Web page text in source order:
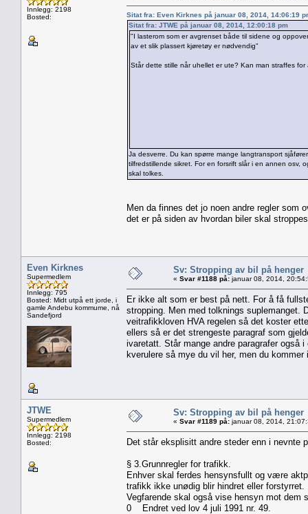
Innlegg: 2198
Bosted:
Sitat fra: Even Kirknes på januar 08, 2014, 14:06:19
Sitat fra: JTWE på januar 08, 2014, 12:00:18 pm
"I lasterom som er avgrenset både til sidene og
av et slik plassert kjøretøy er nødvendig"
Står dette stille når uhellet er ute? Kan man straffes
Ja desverre. Du kan spørre mange langtransport
tilfredstillende sikret. For en forsrift slår i en annen osv,
skal tolkes.
Men da finnes det jo noen andre regler som
det er på siden av hvordan biler skal
Even Kirknes
Supermedlem
Innlegg: 795
Bosted: Midt utpå ett jorde, i
gamle Andebu kommume, nå
Sandefjord
Sv: Stropping av bil på henger
« Svar #1188 på: januar 08, 2014,
Er ikke alt som er best på nett. For å få
stropping. Men med tolknings suplemanget.
veitrafikkloven HVA regelen så det koster
ellers så er det strengeste paragraf som
ivaretatt. Står mange andre paragrafer også
kverulere så mye du vil her, men du
JTWE
Supermedlem
Innlegg: 2198
Bosted:
Sv: Stropping av bil på henger
« Svar #1189 på: januar 08, 2014,
Det står eksplisitt andre steder enn i nevnte
§ 3.Grunnregler for trafikk.
Enhver skal ferdes hensynsfullt og være
trafikk ikke unødig blir hindret eller forstyrret.
Vegfarende skal også vise hensyn mot dem
0 Endret ved lov 4 juli 1991 nr. 49.